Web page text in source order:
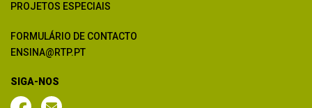
PROJETOS ESPECIAIS
FORMULÁRIO DE CONTACTO
ENSINA@RTP.PT
SIGA-NOS